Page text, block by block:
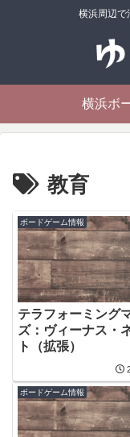
横浜周辺で
横浜ボ
教育
ボードゲーム情報
テラフォーミング
ズ：ヴィーナス・
ト（拡張）
ボードゲーム情報